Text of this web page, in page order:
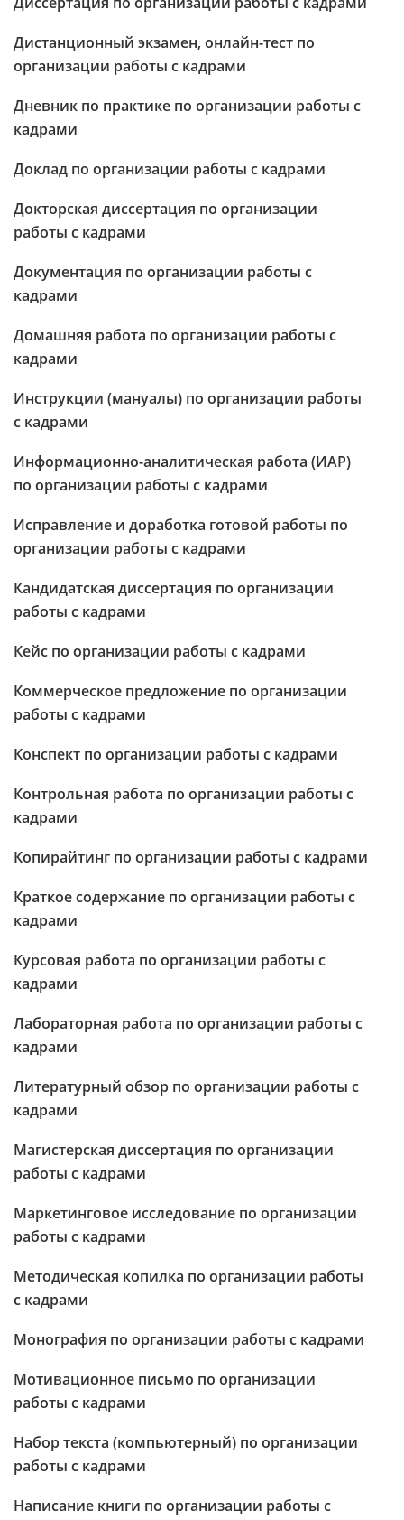
Дистанционный экзамен, онлайн-тест по
организации работы с кадрами
Дневник по практике по организации работы с
кадрами
Доклад по организации работы с кадрами
Докторская диссертация по организации
работы с кадрами
Документация по организации работы с
кадрами
Домашняя работа по организации работы с
кадрами
Инструкции (мануалы) по организации работы
с кадрами
Информационно-аналитическая работа (ИАР)
по организации работы с кадрами
Исправление и доработка готовой работы по
организации работы с кадрами
Кандидатская диссертация по организации
работы с кадрами
Кейс по организации работы с кадрами
Коммерческое предложение по организации
работы с кадрами
Конспект по организации работы с кадрами
Контрольная работа по организации работы с
кадрами
Копирайтинг по организации работы с кадрами
Краткое содержание по организации работы с
кадрами
Курсовая работа по организации работы с
кадрами
Лабораторная работа по организации работы с
кадрами
Литературный обзор по организации работы с
кадрами
Магистерская диссертация по организации
работы с кадрами
Маркетинговое исследование по организации
работы с кадрами
Методическая копилка по организации работы
с кадрами
Монография по организации работы с кадрами
Мотивационное письмо по организации
работы с кадрами
Набор текста (компьютерный) по организации
работы с кадрами
Написание книги по организации работы с